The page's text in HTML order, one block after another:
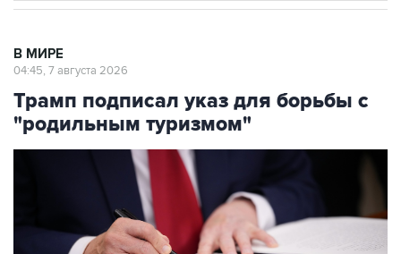
В МИРЕ
04:45, 7 августа 2026
Трамп подписал указ для борьбы с
"родильным туризмом"